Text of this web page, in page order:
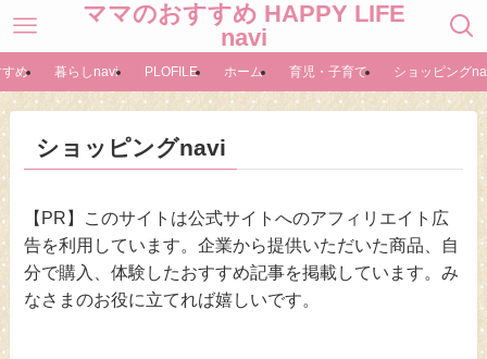
ママのおすすめ HAPPY LIFE
navi
め 暮らしnavi PLOFILE ホーム 育児・子育て ショッピング
ショッピングnavi
【PR】このサイトは公式サイトへのアフィリエイト広
告を利用しています。企業から提供いただいた商品、自
分で購入、体験したおすすめ記事を掲載しています。み
なさまのお役に立てれば嬉しいです。